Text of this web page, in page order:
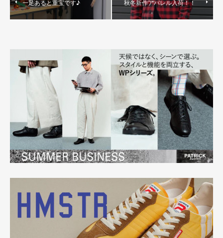
一足あると重宝です♪ 秋冬新作アパレル入荷！！